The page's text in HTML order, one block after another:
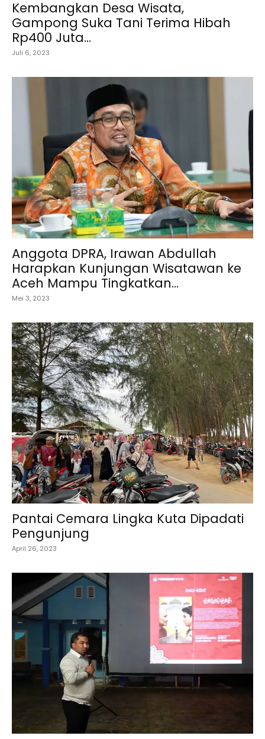
Kembangkan Desa Wisata,
Gampong Suka Tani Terima Hibah
Rp400 Juta...
Juli 6, 2023
Anggota DPRA, Irawan Abdullah
Harapkan Kunjungan Wisatawan ke
Aceh Mampu Tingkatkan...
Mei 3, 2023
Pantai Cemara Lingka Kuta Dipadati
Pengunjung
April 26, 2023